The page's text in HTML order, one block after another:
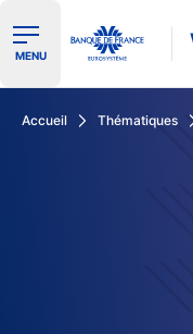
Ouvrir le menu de
MENU
Accueil Thématiques